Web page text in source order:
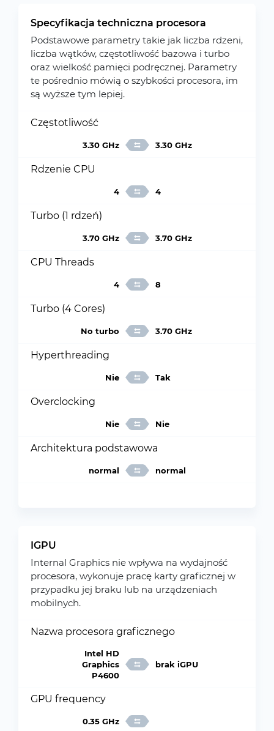
Specyfikacja techniczna procesora
Podstawowe parametry takie jak liczba rdzeni,
liczba wątków, częstotliwość bazowa i turbo
oraz wielkość pamięci podręcznej. Parametry
te pośrednio mówią o szybkości procesora, im
są wyższe tym lepiej.
Częstotliwość
3.30 GHz 3.30 GHz
Rdzenie CPU
4 4
Turbo (1 rdzeń)
3.70 GHz 3.70 GHz
CPU Threads
4 8
Turbo (4 Cores)
No turbo 3.70 GHz
Hyperthreading
Nie Tak
Overclocking
Nie Nie
Architektura podstawowa
normal normal
IGPU
Internal Graphics nie wpływa na wydajność
procesora, wykonuje pracę karty graficznej w
przypadku jej braku lub na urządzeniach
mobilnych.
Nazwa procesora graficznego
Intel HD
Graphics
P4600
brak iGPU
GPU frequency
0.35 GHz